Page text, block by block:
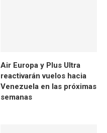
Air Europa y Plus Ultra
reactivarán vuelos hacia
Venezuela en las próximas
semanas